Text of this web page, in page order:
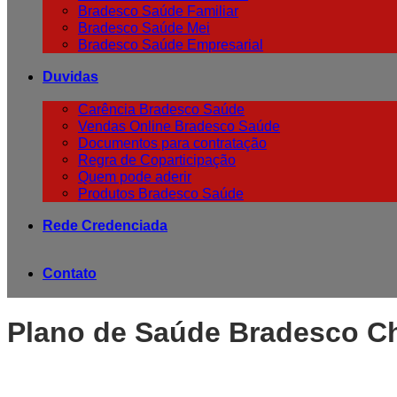
Bradesco Saúde Familiar
Bradesco Saúde Mei
Bradesco Saúde Empresarial
Duvidas
Carência Bradesco Saúde
Vendas Online Bradesco Saúde
Documentos para contratação
Regra de Coparticipação
Quem pode aderir
Produtos Bradesco Saúde
Rede Credenciada
Contato
Plano de Saúde Bradesco